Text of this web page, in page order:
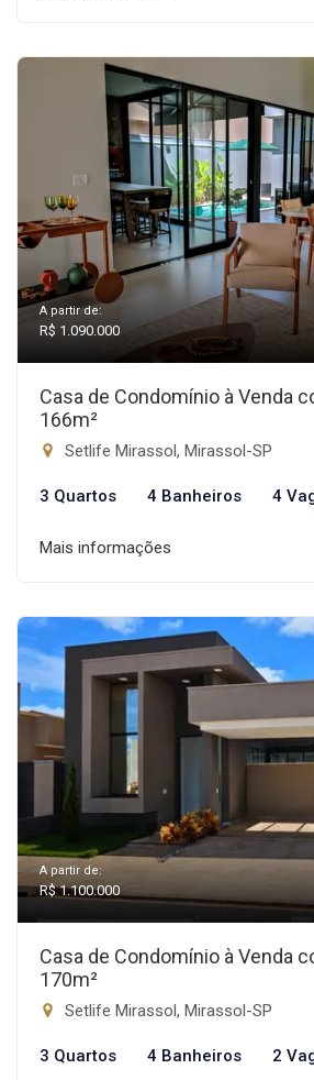
A partir de:
R$ 1.090.000
Casa de Condomínio à Venda
166m²
Setlife Mirassol, Mirassol-SP
3 Quartos 4 Banheiros 4
Mais informações
A partir de:
R$ 1.100.000
Casa de Condomínio à Venda
170m²
Setlife Mirassol, Mirassol-SP
3 Quartos 4 Banheiros 2